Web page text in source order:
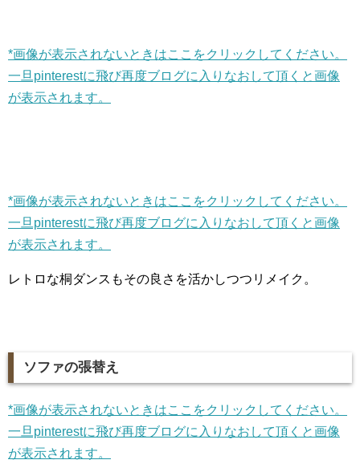
*画像が表示されないときはここをクリックしてください。
一旦pinterestに飛び再度ブログに入りなおして頂くと画像
が表示されます。
*画像が表示されないときはここをクリックしてください。
一旦pinterestに飛び再度ブログに入りなおして頂くと画像
が表示されます。
レトロな桐ダンスもその良さを活かしつつリメイク。
ソファの張替え
*画像が表示されないときはここをクリックしてください。
一旦pinterestに飛び再度ブログに入りなおして頂くと画像
が表示されます。